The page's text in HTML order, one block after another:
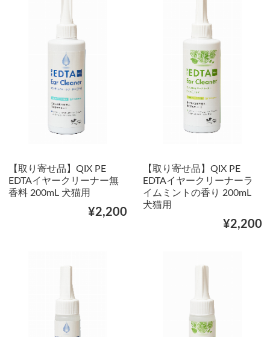
【取り寄せ品】QIX PE
EDTAイヤークリーナー無
香料 200mL 犬猫用
¥2,200
【取り寄せ品】QIX PE
EDTAイヤークリーナーラ
イムミントの香り 200mL
犬猫用
¥2,200